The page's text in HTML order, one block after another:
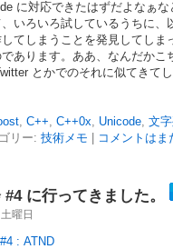
に対応できたはずだよなぁ
いろいろ試しているうちに、
してしまうことを発見してし
あります。ああ、なんだかこ
とかでのそれに似てきて
, C++, C++0x, Unicode, 文
リー: 技術メモ コメントはま
に行ってきました。
曜日
: ATND